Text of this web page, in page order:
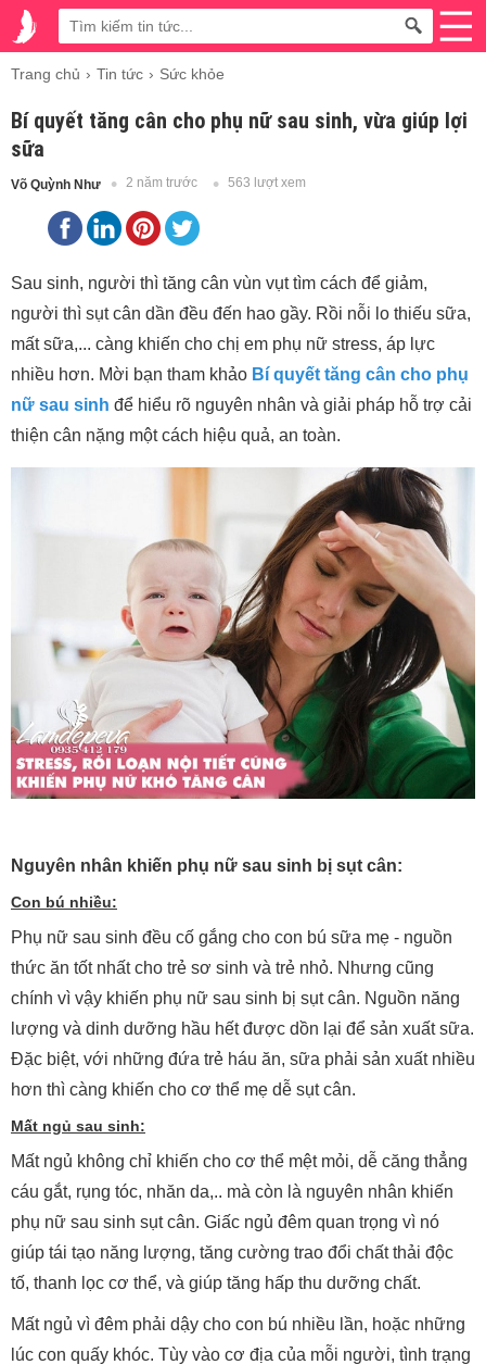
Trang chủ Tin tức Sức khỏe
Bí quyết tăng cân cho phụ nữ sau sinh, vừa giúp lợi
sữa
Võ Quỳnh Như 2 năm trước 563 lượt xem
Sau sinh, người thì tăng cân vùn vụt tìm cách để giảm,
người thì sụt cân dần đều đến hao gầy. Rồi nỗi lo thiếu sữa,
mất sữa,... càng khiến cho chị em phụ nữ stress, áp lực
nhiều hơn. Mời bạn tham khảo Bí quyết tăng cân cho phụ
nữ sau sinh để hiểu rõ nguyên nhân và giải pháp hỗ trợ cải
thiện cân nặng một cách hiệu quả, an toàn.
Nguyên nhân khiến phụ nữ sau sinh bị sụt cân:
Con bú nhiều:
Phụ nữ sau sinh đều cố gắng cho con bú sữa mẹ - nguồn
thức ăn tốt nhất cho trẻ sơ sinh và trẻ nhỏ. Nhưng cũng
chính vì vậy khiến phụ nữ sau sinh bị sụt cân. Nguồn năng
lượng và dinh dưỡng hầu hết được dồn lại để sản xuất sữa.
Đặc biệt, với những đứa trẻ háu ăn, sữa phải sản xuất nhiều
hơn thì càng khiến cho cơ thể mẹ dễ sụt cân.
Mất ngủ sau sinh:
Mất ngủ không chỉ khiến cho cơ thể mệt mỏi, dễ căng thẳng
cáu gắt, rụng tóc, nhăn da,.. mà còn là nguyên nhân khiến
phụ nữ sau sinh sụt cân. Giấc ngủ đêm quan trọng vì nó
giúp tái tạo năng lượng, tăng cường trao đổi chất thải độc
tố, thanh lọc cơ thể, và giúp tăng hấp thu dưỡng chất.
Mất ngủ vì đêm phải dậy cho con bú nhiều lần, hoặc những
lúc con quấy khóc. Tùy vào cơ địa của mỗi người, tình trạng